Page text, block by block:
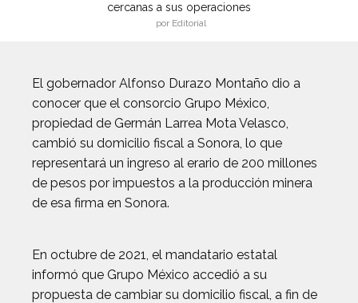
cercanas a sus operaciones
por Editorial
El gobernador Alfonso Durazo Montaño dio a
conocer que el consorcio Grupo México,
propiedad de Germán Larrea Mota Velasco,
cambió su domicilio fiscal a Sonora, lo que
representará un ingreso al erario de 200 millones
de pesos por impuestos a la producción minera
de esa firma en Sonora.
En octubre de 2021, el mandatario estatal
informó que Grupo México accedió a su
propuesta de cambiar su domicilio fiscal, a fin de